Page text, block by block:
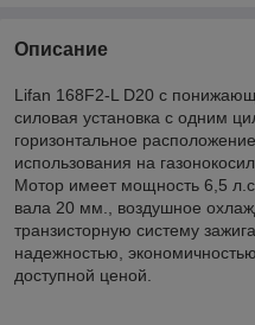
Описание
Lifan 168F2-L D20 с
силовая установка с одним
горизонтальное
использования на
Мотор имеет мощность 6,5
вала 20 мм., воздушное
транзисторную систему
надежностью,
доступной ценой.